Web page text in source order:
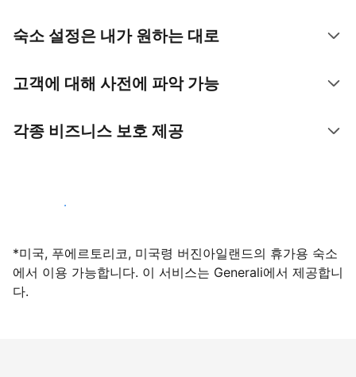
숙소 설정은 내가 원하는 대로
고객에 대해 사전에 파악 가능
각종 비즈니스 보호 제공
지금 등록하기
*미국, 푸에르토리코, 미국령 버진아일랜드의 휴가용 숙소
에서 이용 가능합니다. 이 서비스는 Generali에서 제공합니
다.